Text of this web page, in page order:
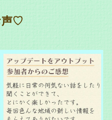
声♡